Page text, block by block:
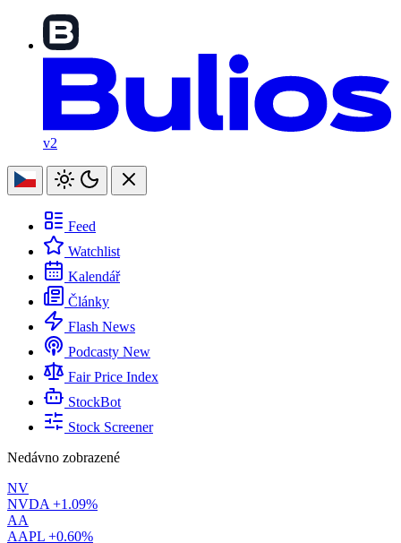
v2
Feed
Watchlist
Kalendář
Články
Flash News
Podcasty New
Fair Price Index
StockBot
Stock Screener
Nedávno zobrazené
NV
NVDA +1.09%
AA
AAPL +0.60%